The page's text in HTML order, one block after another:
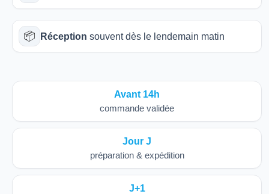
📦 Réception souvent dès le lendemain matin
Avant 14h
commande validée
Jour J
préparation & expédition
J+1